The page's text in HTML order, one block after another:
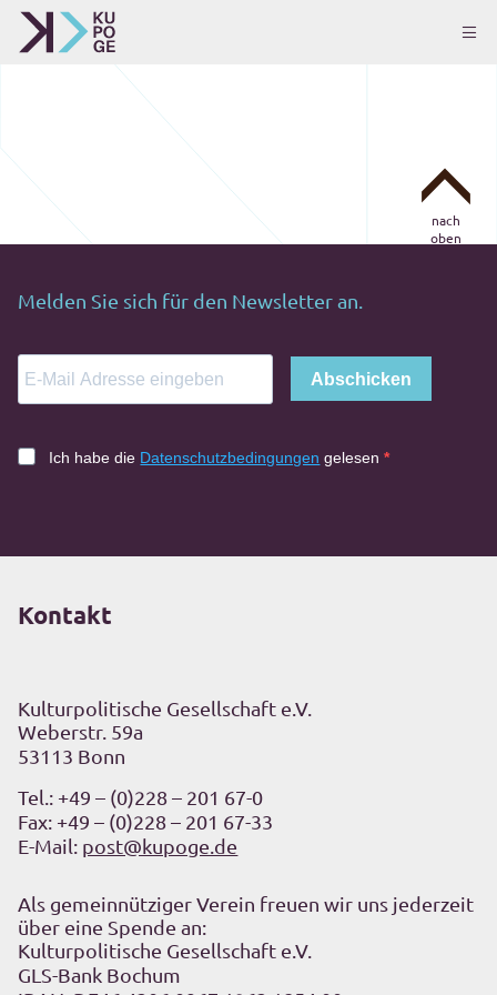
nach
oben
Melden Sie sich für den Newsletter an.
Abschicken
Ich habe die Datenschutzbedingungen gelesen
Kontakt
Kulturpolitische Gesellschaft e.V.
Weberstr. 59a
53113 Bonn
Tel.: +49 – (0)228 – 201 67-0
Fax: +49 – (0)228 – 201 67-33
E-Mail: post@kupoge.de
Als gemeinnütziger Verein freuen wir uns jederzeit
über eine Spende an:
Kulturpolitische Gesellschaft e.V.
GLS-Bank Bochum